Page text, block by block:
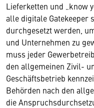
Lieferketten und „know
alle digitale Gatekeeper
durchgesetzt werden,
und Unternehmen zu
muss jeder
den allgemeinen Zivil-
Geschäftsbetrieb
Behörden nach den
die